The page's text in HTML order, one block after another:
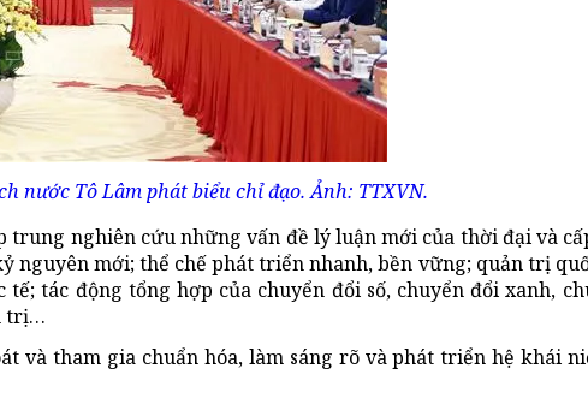
nước Tô Lâm phát biểu chỉ đạo. Ảnh: TTXVN.
nghiên cứu những vấn đề lý luận mới của thời đại và
mới; thể chế phát triển nhanh, bền vững; quản trị
tác động tổng hợp của chuyển đổi số, chuyển đổi xanh,
trị…
và tham gia chuẩn hóa, làm sáng rõ và phát triển hệ khái